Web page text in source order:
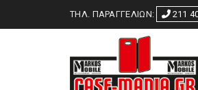
ΤΗΛ. ΠΑΡΑΓΓΕΛΙΩΝ: 211